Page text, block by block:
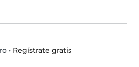
• Regístrate gratis